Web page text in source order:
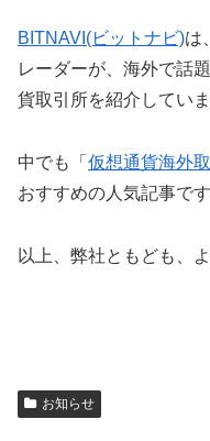
BITNAVI(ビットナビ)は
レーダーが、海外で話
貨取引所を紹介していま
中でも「 仮想通貨海外
おすすめの人気記事で
以上、弊社ともども、
お知らせ